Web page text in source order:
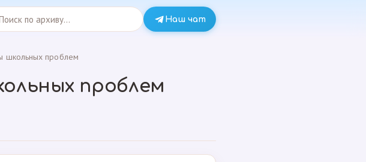
Наш чат
школьных проблем
проблем